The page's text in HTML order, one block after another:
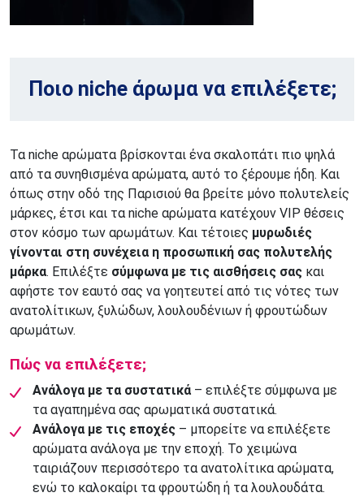
Ποιο niche άρωμα να επιλέξετε;
Τα niche αρώματα βρίσκονται ένα σκαλοπάτι πιο ψηλά
από τα συνηθισμένα αρώματα, αυτό το ξέρουμε ήδη. Και
όπως στην οδό της Παρισιού θα βρείτε μόνο πολυτελείς
μάρκες, έτσι και τα niche αρώματα κατέχουν VIP θέσεις
στον κόσμο των αρωμάτων. Και τέτοιες μυρωδιές
γίνονται στη συνέχεια η προσωπική σας πολυτελής
μάρκα. Επιλέξτε σύμφωνα με τις αισθήσεις σας και
αφήστε τον εαυτό σας να γοητευτεί από τις νότες των
ανατολίτικων, ξυλώδων, λουλουδένιων ή φρουτώδων
αρωμάτων.
Πώς να επιλέξετε;
Ανάλογα με τα συστατικά – επιλέξτε σύμφωνα με
τα αγαπημένα σας αρωματικά συστατικά.
Ανάλογα με τις εποχές – μπορείτε να επιλέξετε
αρώματα ανάλογα με την εποχή. Το χειμώνα
ταιριάζουν περισσότερο τα ανατολίτικα αρώματα,
ενώ το καλοκαίρι τα φρουτώδη ή τα λουλουδάτα.